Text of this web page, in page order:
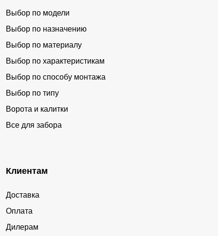
Выбор по модели
Выбор по назначению
Выбор по материалу
Выбор по характеристикам
Выбор по способу монтажа
Выбор по типу
Ворота и калитки
Все для забора
Клиентам
Доставка
Оплата
Дилерам